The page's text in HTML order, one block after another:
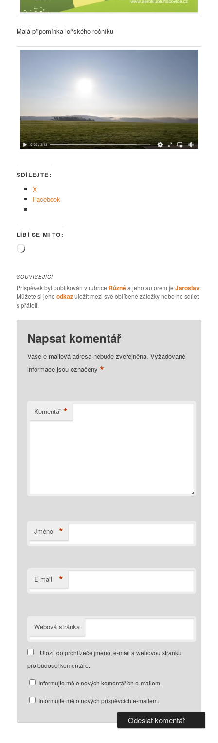
Malá připomínka loňského ročníku
SDÍLEJTE:
X
Facebook
LÍBÍ SE MI TO:
SOUVISEJÍCÍ
Příspěvek byl publikován v rubrice Různéa jeho autorem jeJaroslav.
Můžete si jehoodkazuložit mezi své oblíbené záložky nebo ho sdílet
s přáteli.
Napsat komentář
Vaše e-mailová adresa nebude zveřejněna. Vyžadované
informace jsou označeny*
Komentář *
Jméno *
E-mail *
Webová stránka
Uložit do prohlížeče jméno, e-mail a webovou stránku
pro budoucí komentáře.
Informujte mě o nových komentářích e-mailem.
Informujte mě o nových příspěvcích e-mailem.